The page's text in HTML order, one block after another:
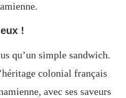
!
qu’un simple sandwich.
colonial français
avec ses saveurs